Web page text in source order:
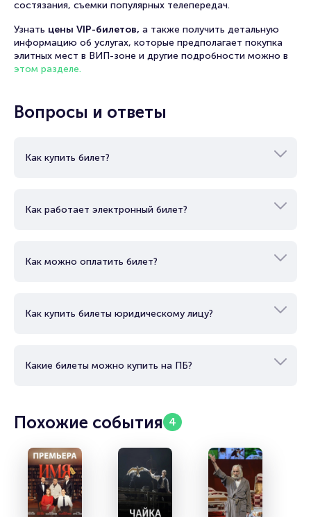
состязания, съемки популярных телепередач.
Узнать цены VIP-билетов, а также получить детальную
информацию об услугах, которые предполагает покупка
элитных мест в ВИП-зоне и другие подробности можно в
этом разделе.
Вопросы и ответы
Как купить билет?
Как работает электронный билет?
Как можно оплатить билет?
Как купить билеты юридическому лицу?
Какие билеты можно купить на ПБ?
Похожие события 4